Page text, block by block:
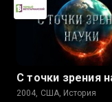
С точки зрения
2004, США, История